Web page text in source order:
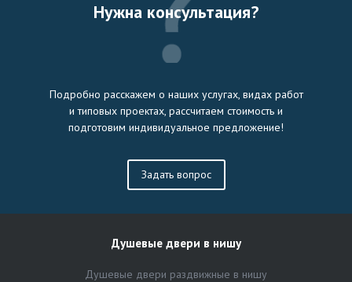
Нужна консультация?
Подробно расскажем о наших услугах, видах работ
и типовых проектах, рассчитаем стоимость и
подготовим индивидуальное предложение!
Задать вопрос
Душевые двери в нишу
Душевые двери раздвижные в нишу